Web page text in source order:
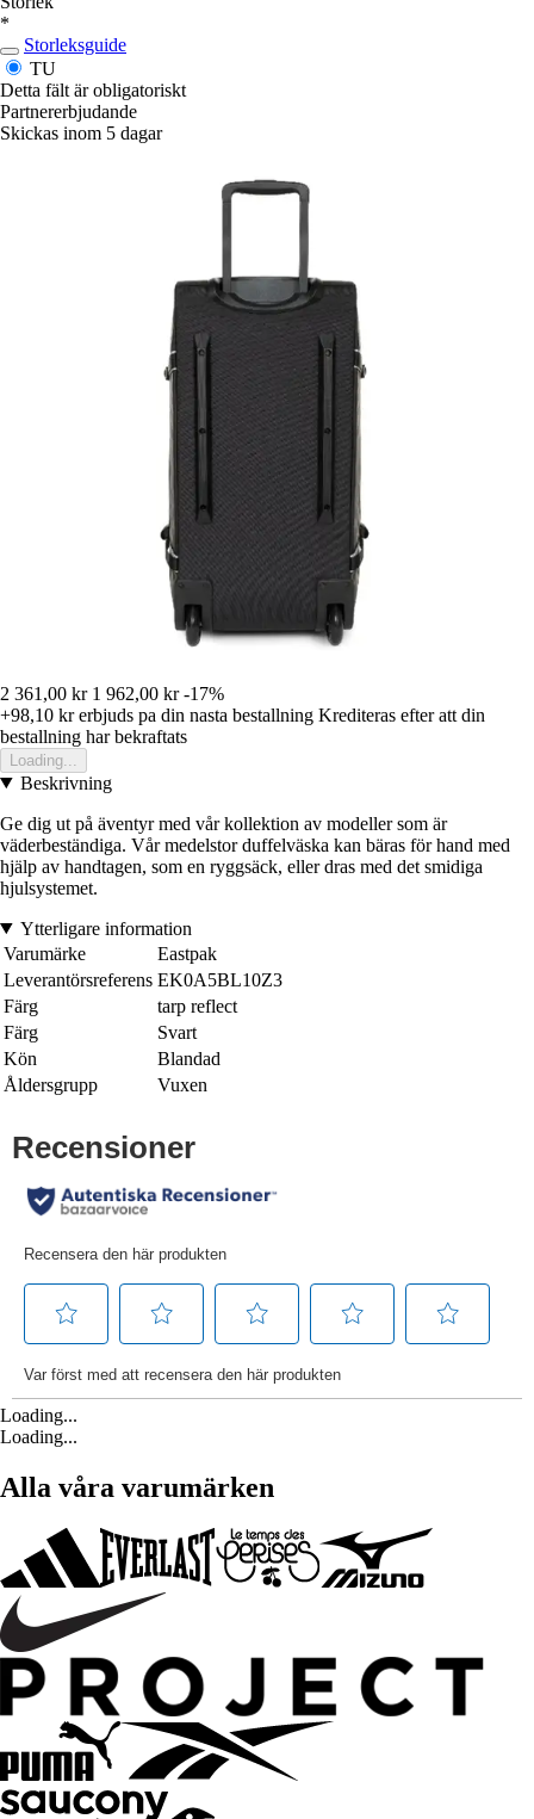
*
Storleksguide
TU
Detta fält är obligatoriskt
Partnererbjudande
Skickas inom 5 dagar
2 361,00 kr 1 962,00 kr -17%
+98,10 krerbjuds pa din nasta bestallning Krediteras efter att din
bestallning har bekraftats
Loading...
Beskrivning
Ge dig ut på äventyr med vår kollektion av modeller som är
väderbeständiga. Vår medelstor duffelväska kan bäras för hand med
hjälp av handtagen, som en ryggsäck, eller dras med det smidiga
hjulsystemet.
Ytterligare information
Varumärke
Eastpak
Leverantörsreferens EK0A5BL10Z3
Färg
tarp reflect
Färg
Svart
Kön
Blandad
Åldersgrupp
Vuxen
Loading...
Loading...
Alla våra varumärken